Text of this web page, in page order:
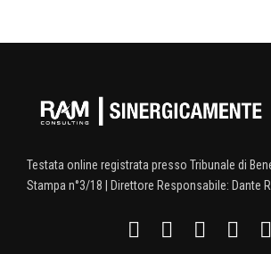
Testata online registrata presso Tribunale di
Stampa n°3/18 | Direttore Responsabile: Dante